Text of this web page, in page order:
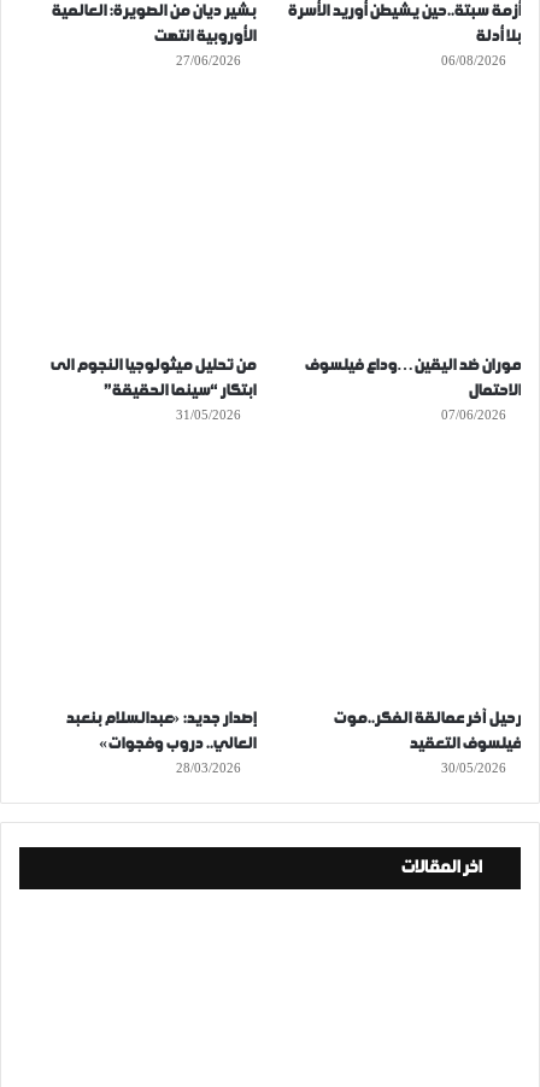
أزمة سبتة..حين يشيطن أوريد الأسرة
بلا أدلة
06/08/2026
بشير ديان من الصويرة: العالمية
الأوروبية انتهت
27/06/2026
موران ضد اليقين…وداع فيلسوف
الاحتمال
07/06/2026
من تحليل ميثولوجيا النجوم الى
ابتكار “سينما الحقيقة”
31/05/2026
رحيل آخر عمالقة الفكر..موت
فيلسوف التعقيد
30/05/2026
إصدار جديد: «عبدالسلام بنعبد
العالي.. دروب وفجوات»
28/03/2026
اخر المقالات